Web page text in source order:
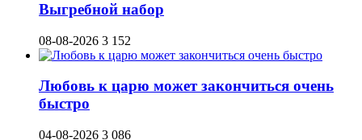
Выгребной набор
08-08-2026 3 152
Любовь к царю может закончиться очень
быстро
04-08-2026 3 086